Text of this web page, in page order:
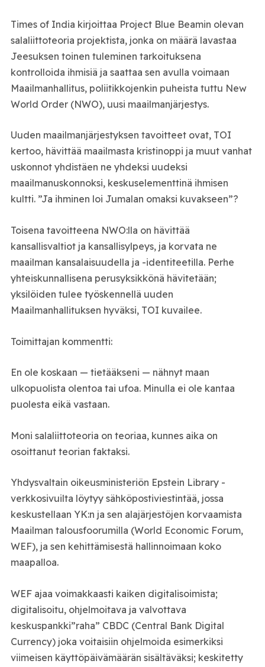
Times of India kirjoittaa Project Blue Beamin olevan
salaliittoteoria projektista, jonka on määrä lavastaa
Jeesuksen toinen tuleminen tarkoituksena
kontrolloida ihmisiä ja saattaa sen avulla voimaan
Maailmanhallitus, poliitikkojenkin puheista tuttu New
World Order (NWO), uusi maailmanjärjestys.
Uuden maailmanjärjestyksen tavoitteet ovat, TOI
kertoo, hävittää maailmasta kristinoppi ja muut vanhat
uskonnot yhdistäen ne yhdeksi uudeksi
maailmanuskonnoksi, keskuselementtinä ihmisen
kultti. ”Ja ihminen loi Jumalan omaksi kuvakseen”?
Toisena tavoitteena NWO:lla on hävittää
kansallisvaltiot ja kansallisylpeys, ja korvata ne
maailman kansalaisuudella ja -identiteetilla. Perhe
yhteiskunnallisena perusyksikkönä hävitetään;
yksilöiden tulee työskennellä uuden
Maailmanhallituksen hyväksi, TOI kuvailee.
Toimittajan kommentti:
En ole koskaan — tietääkseni — nähnyt maan
ulkopuolista olentoa tai ufoa. Minulla ei ole kantaa
puolesta eikä vastaan.
Moni salaliittoteoria on teoriaa, kunnes aika on
osoittanut teorian faktaksi.
Yhdysvaltain oikeusministeriön Epstein Library -
verkkosivuilta löytyy sähköpostiviestintää, jossa
keskustellaan YK:n ja sen alajärjestöjen korvaamista
Maailman talousfoorumilla (World Economic Forum,
WEF), ja sen kehittämisestä hallinnoimaan koko
maapalloa.
WEF ajaa voimakkaasti kaiken digitalisoimista;
digitalisoitu, ohjelmoitava ja valvottava
keskuspankki”raha” CBDC (Central Bank Digital
Currency) joka voitaisiin ohjelmoida esimerkiksi
viimeisen käyttöpäivämäärän sisältäväksi; keskitetty